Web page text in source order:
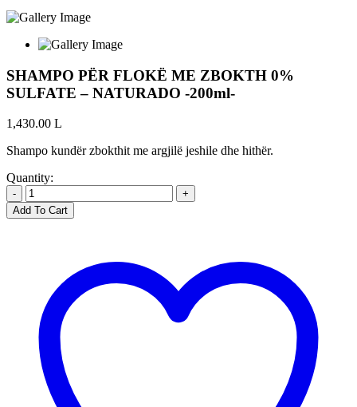
SHAMPO PËR FLOKË ME ZBOKTH 0%
SULFATE – NATURADO -200ml-
1,430.00 L
Shampo kundër zbokthit me argjilë jeshile dhe hithër.
Quantity:
-
+
Add To Cart